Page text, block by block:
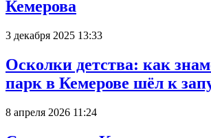
Кемерова
3 декабря 2025 13:33
Осколки детства: как
парк в Кемерове шёл к
8 апреля 2026 11:24